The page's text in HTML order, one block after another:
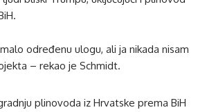
određenu ulogu, ali ja nikada nisam
– rekao je Schmidt.
plinovoda iz Hrvatske prema BiH